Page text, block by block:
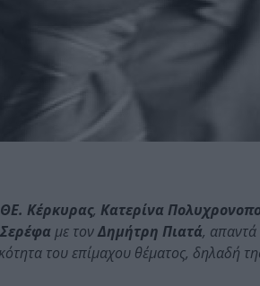
Κέρκυρας, Κατερίνα
με τονΔημήτρη Πιατά, απαντά
του επίμαχου θέματος, δηλαδή